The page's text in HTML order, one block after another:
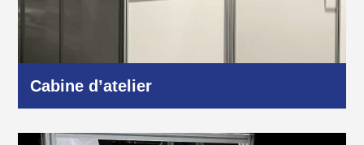
Cabine d’atelier